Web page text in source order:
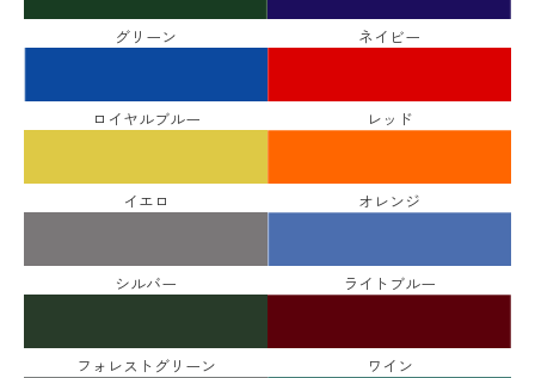
グリーン ネイビー
ロイヤルブルー レッド
イエロ オレンジ
シルバー ライトブルー
フォレストグリーン ワイン